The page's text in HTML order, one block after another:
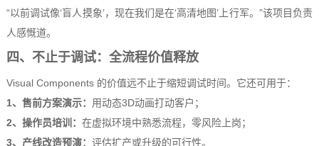
“以前调试像‘盲人摸象’，现在我们是在‘高清地图’上行军。”该项目负责
人感慨道。
四、不止于调试：全流程价值释放
Visual Components 的价值远不止于缩短调试时间。它还可用于：
1、售前方案演示： 用动态3D动画打动客户；
2、操作员培训： 在虚拟环境中熟悉流程，零风险上岗；
3、产线改造预演： 评估扩产或升级的可行性。